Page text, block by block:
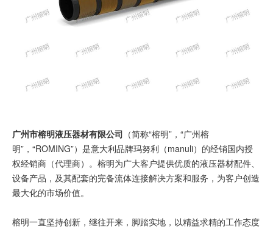
广州市榕明液压器材有限公司 （简称“榕明”，“广州榕
明”，“ROMING”）是意大利品牌玛努利（manuli）的经销国内授
权经销商（代理商）。榕明为广大客户提供优质的液压器材配件、
设备产品，及其配套的完备流体连接解决方案和服务，为客户创造
最大化的市场价值。
榕明一直坚持创新，继往开来，脚踏实地，以精益求精的工作态度